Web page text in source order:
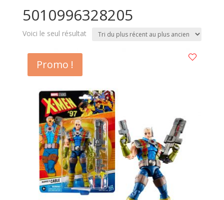
5010996328205
Voici le seul résultat
Promo !